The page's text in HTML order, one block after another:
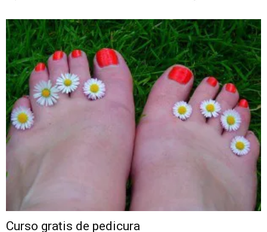
Curso gratis de pedicura